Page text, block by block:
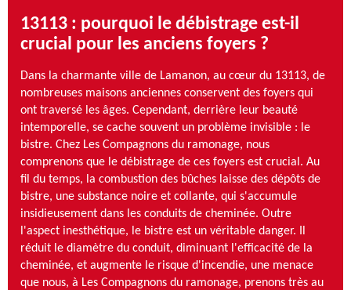
13113 : pourquoi le débistrage est-il
crucial pour les anciens foyers ?
Dans la charmante ville de Lamanon, au cœur du 13113, de
nombreuses maisons anciennes conservent des foyers qui
ont traversé les âges. Cependant, derrière leur beauté
intemporelle, se cache souvent un problème invisible : le
bistre. Chez Les Compagnons du ramonage, nous
comprenons que le débistrage de ces foyers est crucial. Au
fil du temps, la combustion des bûches laisse des dépôts de
bistre, une substance noire et collante, qui s'accumule
insidieusement dans les conduits de cheminée. Outre
l'aspect inesthétique, le bistre est un véritable danger. Il
réduit le diamètre du conduit, diminuant l'efficacité de la
cheminée, et augmente le risque d'incendie, une menace
que nous, à Les Compagnons du ramonage, prenons très au